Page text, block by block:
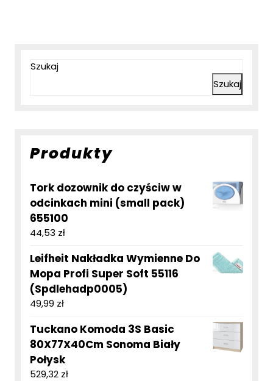
Szukaj
Szukaj
Produkty
Tork dozownik do czyściw w
odcinkach mini (small pack)
655100
44,53 zł
Leifheit Nakładka Wymienne Do
Mopa Profi Super Soft 55116
(Spdlehadp0005)
49,99 zł
Tuckano Komoda 3S Basic
80X77X40Cm Sonoma Biały
Połysk
529,32 zł